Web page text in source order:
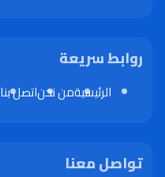
روابط سريعة
الرئيسيةمن نحناتصل بنا
تواصل معنا